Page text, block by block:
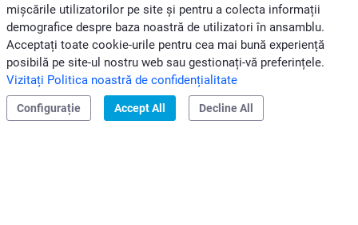
SOUTH EAST EUROPE
PROFESIONIȘTI
GRUPUL CLIVET
Legal și denunțare| Confidențialitate |Cod Etic
mișcările utilizatorilor pe site și pentru a colecta informații
demografice despre baza noastră de utilizatori în ansamblu.
Acceptați toate cookie-urile pentru cea mai bună experiență
posibilă pe site-ul nostru web sau gestionați-vă preferințele.
Vizitați Politica noastră de confidențialitate
Configurație Accept All Decline All